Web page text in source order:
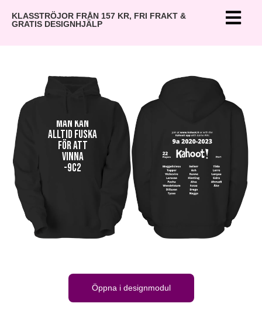
KLASSTRÖJOR FRÅN 157 KR, FRI FRAKT &
GRATIS DESIGNHJÄLP
Man kan
alltid fuska
för att
vinna
-9c2
Öppna i designmodul